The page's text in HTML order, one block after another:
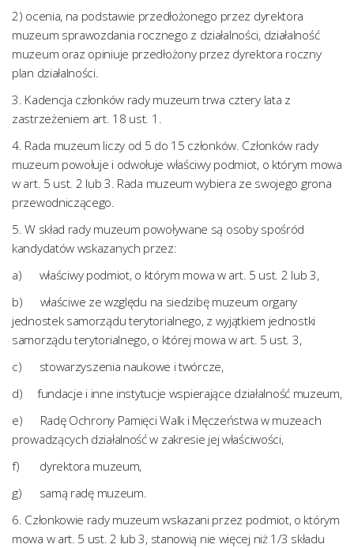
2) ocenia, na podstawie przedłożonego przez dyrektora
muzeum sprawozdania rocznego z działalności, działalność
muzeum oraz opiniuje przedłożony przez dyrektora roczny
plan działalności.
3. Kadencja członków rady muzeum trwa cztery lata z
zastrzeżeniem art. 18 ust. 1.
4. Rada muzeum liczy od 5 do 15 członków. Członków rady
muzeum powołuje i odwołuje właściwy podmiot, o którym mowa
w art. 5 ust. 2 lub 3. Rada muzeum wybiera ze swojego grona
przewodniczącego.
5. W skład rady muzeum powoływane są osoby spośród
kandydatów wskazanych przez:
a) właściwy podmiot, o którym mowa w art. 5 ust. 2 lub 3,
b) właściwe ze względu na siedzibę muzeum organy
jednostek samorządu terytorialnego, z wyjątkiem jednostki
samorządu terytorialnego, o której mowa w art. 5 ust. 3,
c) stowarzyszenia naukowe i twórcze,
d) fundacje i inne instytucje wspierające działalność muzeum,
e) Radę Ochrony Pamięci Walk i Męczeństwa w muzeach
prowadzących działalność w zakresie jej właściwości,
f) dyrektora muzeum,
g) samą radę muzeum.
6. Członkowie rady muzeum wskazani przez podmiot, o którym
mowa w art. 5 ust. 2 lub 3, stanowią nie więcej niż 1/3 składu